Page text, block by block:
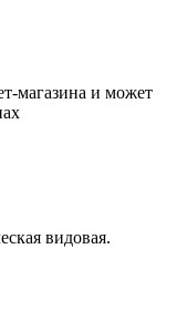
магазина и может
видовая.